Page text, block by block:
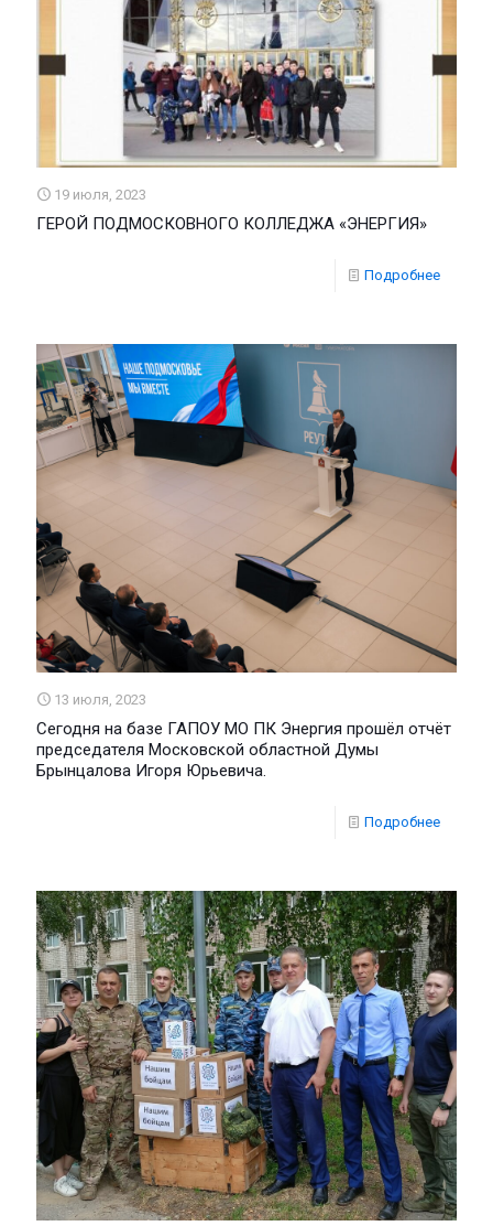
19 июля, 2023
ГЕРОЙ ПОДМОСКОВНОГО КОЛЛЕДЖА «ЭНЕРГИЯ»
Подробнее
13 июля, 2023
Сегодня на базе ГАПОУ МО ПК Энергия прошёл отчёт
председателя Московской областной Думы
Брынцалова Игоря Юрьевича.
Подробнее